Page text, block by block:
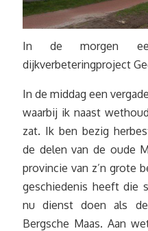
In de morgen
dijkverbeteringproject
In de middag een
waarbij ik naast
zat. Ik ben bezig
de delen van de oude
provincie van z’n grote
geschiedenis heeft die
nu dienst doen als de
Bergsche Maas. Aan